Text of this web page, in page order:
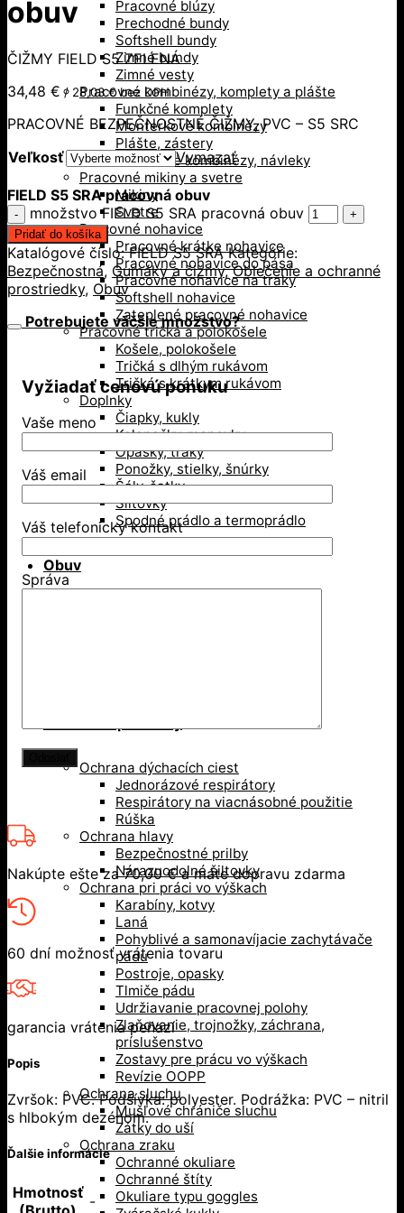
Pracovné blúzy
Prechodné bundy
Softshell bundy
Zimné bundy
Zimné vesty
Pracovné kombinézy, komplety a plášte
Funkčné komplety
Monterkové kombinézy
Plášte, zástery
Technické kombinézy, návleky
Pracovné mikiny a svetre
Mikiny
Svetre
Pracovné nohavice
Pracovné krátke nohavice
Pracovné nohavice do pása
Pracovné nohavice na traky
Softshell nohavice
Zateplené pracovné nohavice
Pracovné tričká a polokošele
Košele, polokošele
Tričká s dlhým rukávom
Tričká s krátkym rukávom
Doplnky
Čiapky, kukly
Kolenačky, menovky
Opasky, traky
Ponožky, stielky, šnúrky
Šály, šatky
Šiltovky
Spodné prádlo a termoprádlo
Obuv
Ochrana dýchacích ciest
Jednorázové respirátory
Respirátory na viacnásobné použitie
Rúška
Ochrana hlavy
Bezpečnostné prilby
Nárazuodolné šiltovky
Ochrana pri práci vo výškach
Karabíny, kotvy
Laná
Pohyblivé a samonavíjacie zachytávače
pádu
Postroje, opasky
Tlmiče pádu
Udržiavanie pracovnej polohy
Zlaňovanie, trojnožky, záchrana,
príslušenstvo
Zostavy pre prácu vo výškach
Revízie OOPP
Ochrana sluchu
Mušľové chrániče sluchu
Zátky do uší
Ochrana zraku
Ochranné okuliare
Ochranné štíty
Okuliare typu goggles
obuv
ČIŽMY FIELD S5 ZELENÁ
34,48 € / 28,03€bez DPH
PRACOVNÉ BEZPEČNOSTNÉ ČIŽMY, PVC – S5 SRC
Veľkosť
Vymazať
FIELD S5 SRA pracovná obuv
množstvo FIELD S5 SRA pracovná obuv
Pridať do košíka
Katalógové číslo:FIELD S5 SRA Kategórie:
Bezpečnostná, Gumáky a čižmy,Oblečenie a ochranné
prostriedky, Obuv
Potrebujete väčšie množstvo?
Vyžiadať cenovú ponuku
Vaše meno
Váš email
Váš telefonický kontakt
Správa
Nakúpte ešte za70,00€a máte dopravu zdarma
60 dní možnosť vrátenia tovaru
garancia vrátenia peňazí
Popis
Zvršok: PVC. Podšívka: polyester. Podrážka: PVC – nitril
s hlbokým dezénom.
Ďalšie informácie
Hmotnosť -